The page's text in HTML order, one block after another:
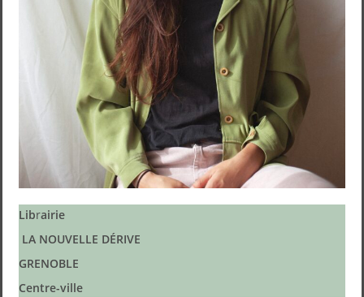
Librairie
LA NOUVELLE DÉRIVE
GRENOBLE
Centre-ville